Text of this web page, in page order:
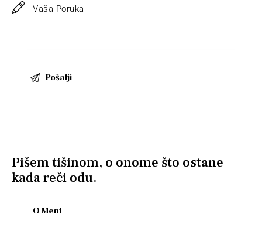
Pišem tišinom, o onome što ostane
kada reči odu.
O Meni